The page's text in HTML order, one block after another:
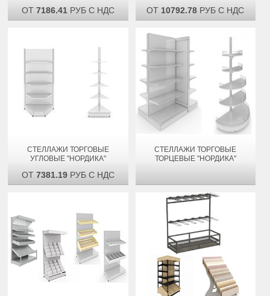
ОТ 7186.41РУБ С НДС ОТ 10792.78 РУБ С НДС
СТЕЛЛАЖИ ТОРГОВЫЕ
УГЛОВЫЕ "НОРДИКА"
ОТ 7381.19РУБ С НДС
СТЕЛЛАЖИ ТОРГОВЫЕ
ТОРЦЕВЫЕ "НОРДИКА"